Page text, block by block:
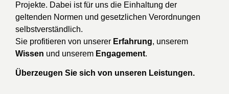
Projekte. Dabei ist für uns die Einhaltung der
geltenden Normen und gesetzlichen Verordnungen
selbstverständlich.
Sie profitieren von unserer Erfahrung, unserem
Wissen und unserem Engagement.
Überzeugen Sie sich von unseren Leistungen.